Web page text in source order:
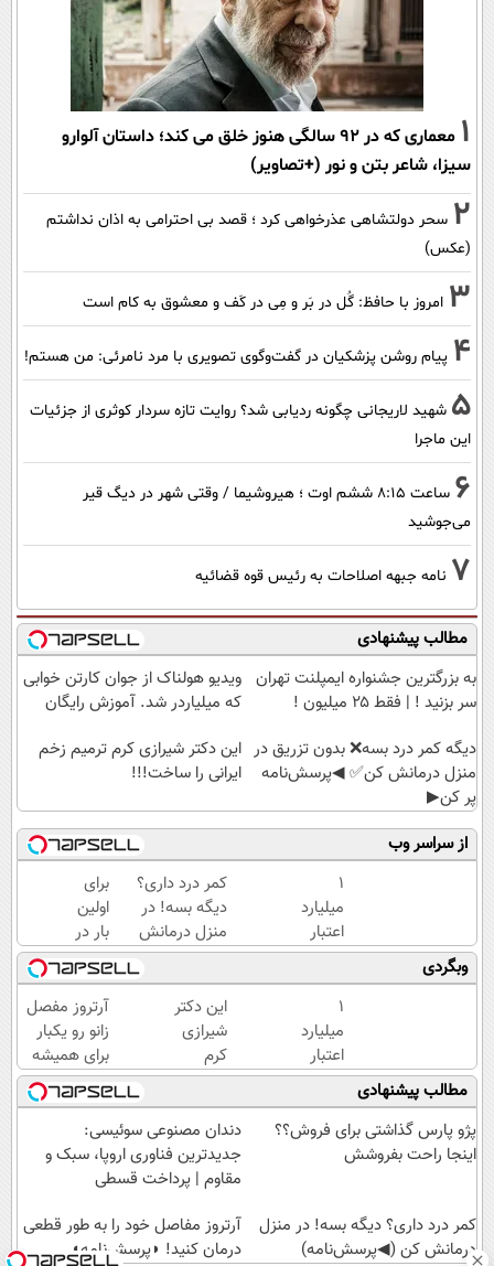
1
معماری که در 92 سالگی هنوز خلق می کند؛ داستان آلوارو
سیزا، شاعر بتن و نور (+تصاویر)
2 سحر دولتشاهی عذرخواهی کرد ؛ قصد بی احترامی به اذان نداشتم
(عکس)
3 امروز با حافظ: گُل در بَر و مِی در کَف و معشوق به کام است
4 پیام روشن پزشکیان در گفت‌و‌گوی تصویری با مرد نامرئی: من هستم!
5 شهید لاریجانی چگونه ردیابی شد؟ روایت تازه سردار کوثری از جزئیات
این ماجرا
6
ساعت ۸:۱۵ ششم اوت ؛ هیروشیما / وقتی شهر در دیگ قیر
می‌جوشید
7 نامه جبهه اصلاحات به رئیس قوه قضائیه
مطالب پیشنهادی
به بزرگترین جشنواره ایمپلنت تهران
سر بزنید ! | فقط ۲۵ میلیون !
ویدیو هولناک از جوان کارتن خوابی
که میلیاردر شد. آموزش رایگان
دیگه کمر درد بسه❌ بدون تزریق در
منزل درمانش کن✅ ◀پرسش‌نامه
پر کن▶
این دکتر شیرازی کرم ترمیم زخم
ایرانی را ساخت!!!
از سراسر وب
۱
میلیارد
اعتبار
خرید
طلا |
بدون
ضامن
و چک
کمر درد داری؟
دیگه بسه! در
منزل درمانش
کن
(◀پرسش‌نامه)
برای
اولین
بار در
ایران
🇮🇷
این
دکتر
کرم
ترمیم
کننده
23
روزه
ساخت!
وبگردی
۱
میلیارد
اعتبار
خرید
طلا |
بدون
این دکتر
شیرازی
کرم
ترمیم
زخم
ایرانی را
ساخت!!!
آرتروز مفصل
زانو رو یکبار
برای همیشه
درمان کن!
◗پرسش‌نامه◖
مطالب پیشنهادی
پژو پارس گذاشتی برای فروش؟؟
اینجا راحت بفروشش
دندان مصنوعی سوئیسی:
جدیدترین فناوری اروپا، سبک و
مقاوم | پرداخت قسطی
کمر درد داری؟ دیگه بسه! در منزل
درمانش کن (◀پرسش‌نامه)
آرتروز مفاصل خود را به طور قطعی
درمان کنید! ◗پرسش‌نامه◖